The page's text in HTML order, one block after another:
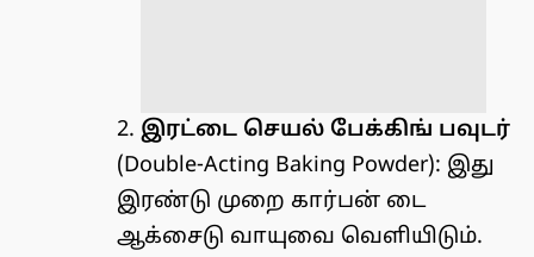
2. இரட்டை செயல் பேக்கிங் பவுடர்
(Double-Acting Baking Powder): இது
இரண்டு முறை கார்பன் டை
ஆக்சைடு வாயுவை வெளியிடும்.